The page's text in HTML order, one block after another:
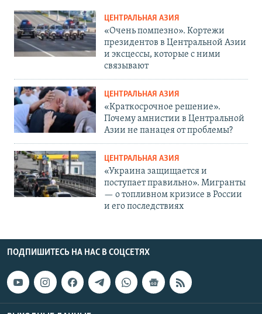
ЦЕНТРАЛЬНАЯ АЗИЯ
«Очень помпезно». Кортежи
президентов в Центральной Азии
и эксцессы, которые с ними
связывают
ЦЕНТРАЛЬНАЯ АЗИЯ
«Краткосрочное решение».
Почему амнистии в Центральной
Азии не панацея от проблемы?
ЦЕНТРАЛЬНАЯ АЗИЯ
«Украина защищается и
поступает правильно». Мигранты
— о топливном кризисе в России
и его последствиях
ПОДПИШИТЕСЬ НА НАС В СОЦСЕТЯХ